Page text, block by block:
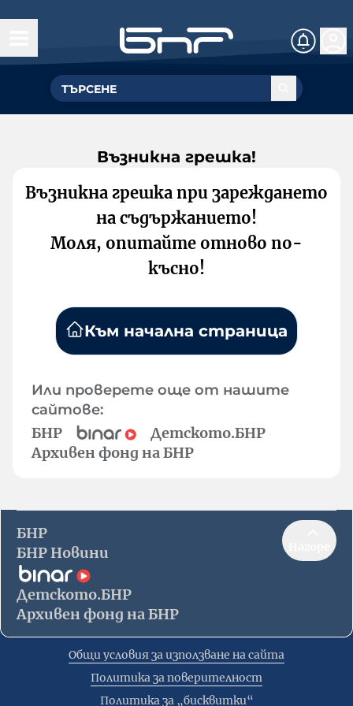
Възникна грешка!
Възникна грешка при зареждането
на съдържанието!
Моля, опитайте отново по-
късно!
Към начална страница
Или проверете още от нашите
сайтове:
БНР
Детското.БНР
Архивен фонд на БНР
БНР
БНР Новини
Детското.БНР
Архивен фонд на БНР
Общи условия за използване на сайта
Политика за поверителност
Политика за „бисквитки“